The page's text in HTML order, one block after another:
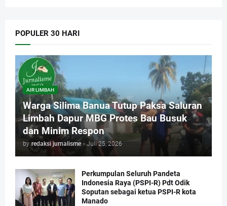
POPULER 30 HARI
AIR LIMBAH
Warga Silima Banua Tutup Paksa Saluran
Limbah Dapur MBG Protes Bau Busuk
dan Minim Respon
by redaksi jurnalisme - Juli 25, 2026
Perkumpulan Seluruh Pandeta
Indonesia Raya (PSPI-R) Pdt Odik
Soputan sebagai ketua PSPI-R kota
Manado